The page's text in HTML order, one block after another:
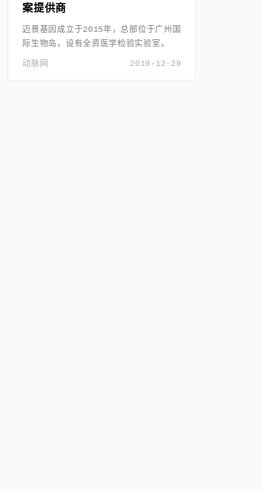
案提供商
迈景基因成立于2015年，总部位于广州国
际生物岛，设有全资医学检验实验室。
2019-12-29
动脉网